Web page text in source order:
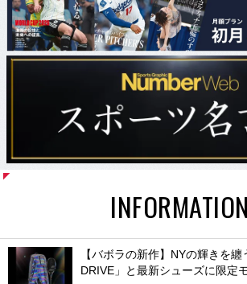
INFORMATION
【バボラの新作】NYの輝きを纏
DRIVE」と最新シューズに限定